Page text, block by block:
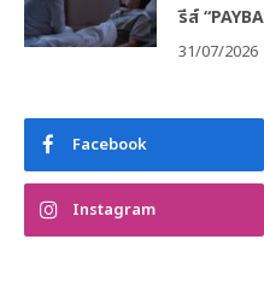
รีส์
31/07/2026
Facebook
Instagram